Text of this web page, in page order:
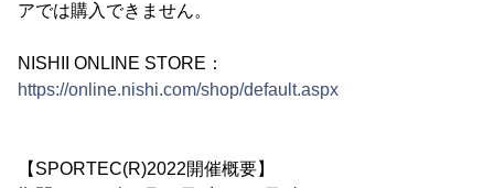
アでは購入できません。
NISHII ONLINE STORE：
https://online.nishi.com/shop/default.aspx
【SPORTEC(R)2022開催概要】